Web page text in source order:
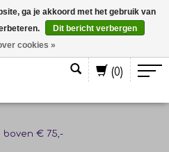
(0)
boven € 75,-
ga je akkoord met het gebruik van
Dit bericht verbergen
cookies »